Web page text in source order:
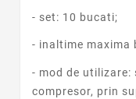
- set: 10 bucati;
- inaltime maxima
- mod de utilizare:
compresor, prin